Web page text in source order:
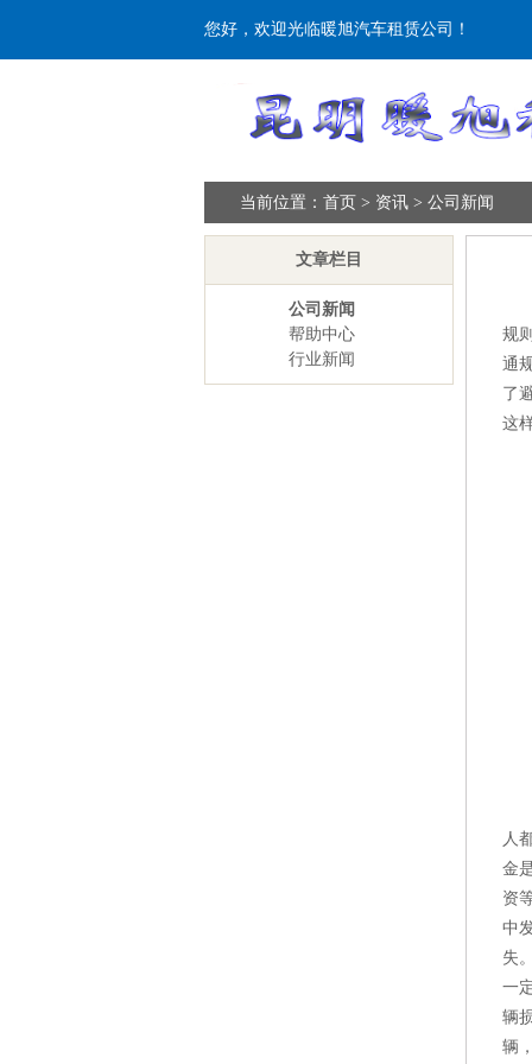
您好，欢迎光临暖旭汽车租赁公司！
当前位置： 首页 > 资讯 > 公司新闻
文章栏目
公司新闻
帮助中心
行业新闻
规
通
了
这
人
金
资
中
失
一
辆
辆